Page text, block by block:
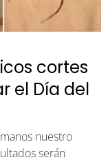
cortes
el Día del
nuestro
serán